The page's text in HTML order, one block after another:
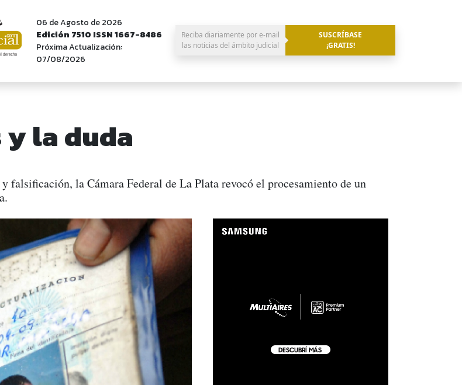
06 de Agosto de 2026
Edición 7510 ISSN 1667-8486
Próxima Actualización:
07/08/2026
Reciba diariamente por e-mail
las noticias del ámbito judicial
SUSCRÍBASE
¡GRATIS!
y la duda
falsificación, la Cámara Federal de La Plata revocó el procesamiento de un